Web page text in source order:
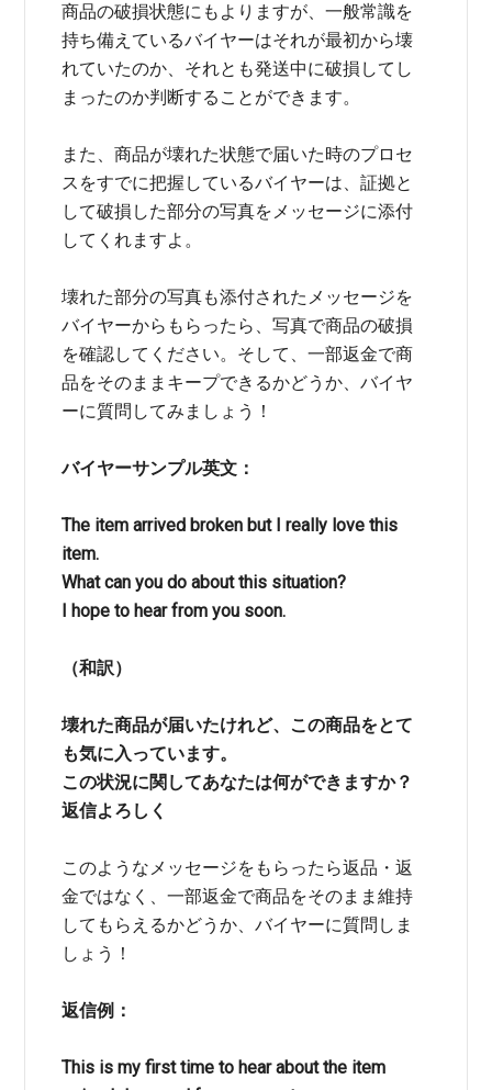
商品の破損状態にもよりますが、一般常識を
持ち備えているバイヤーはそれが最初から壊
れていたのか、それとも発送中に破損してし
まったのか判断することができます。
また、商品が壊れた状態で届いた時のプロセ
スをすでに把握しているバイヤーは、証拠と
して破損した部分の写真をメッセージに添付
してくれますよ。
壊れた部分の写真も添付されたメッセージを
バイヤーからもらったら、写真で商品の破損
を確認してください。そして、一部返金で商
品をそのままキープできるかどうか、バイヤ
ーに質問してみましょう！
バイヤーサンプル英文：
The item arrived broken but I really love this
item.
What can you do about this situation?
I hope to hear from you soon.
（和訳）
壊れた商品が届いたけれど、この商品をとて
も気に入っています。
この状況に関してあなたは何ができますか？
返信よろしく
このようなメッセージをもらったら返品・返
金ではなく、一部返金で商品をそのまま維持
してもらえるかどうか、バイヤーに質問しま
しょう！
返信例：
This is my first time to hear about the item